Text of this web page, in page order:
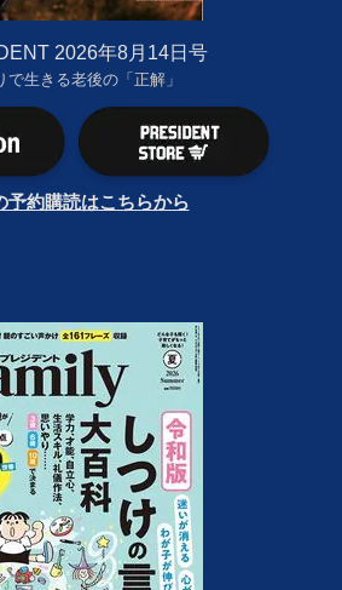
2026年8月14日号
で生きる老後の「正解」
予約購読はこちらから